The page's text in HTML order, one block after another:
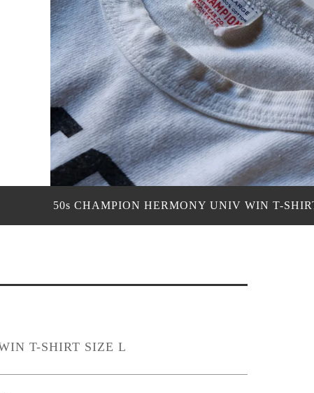
50s CHAMPION HERMONY UNIV WIN T-
T-SHIRT SIZE L